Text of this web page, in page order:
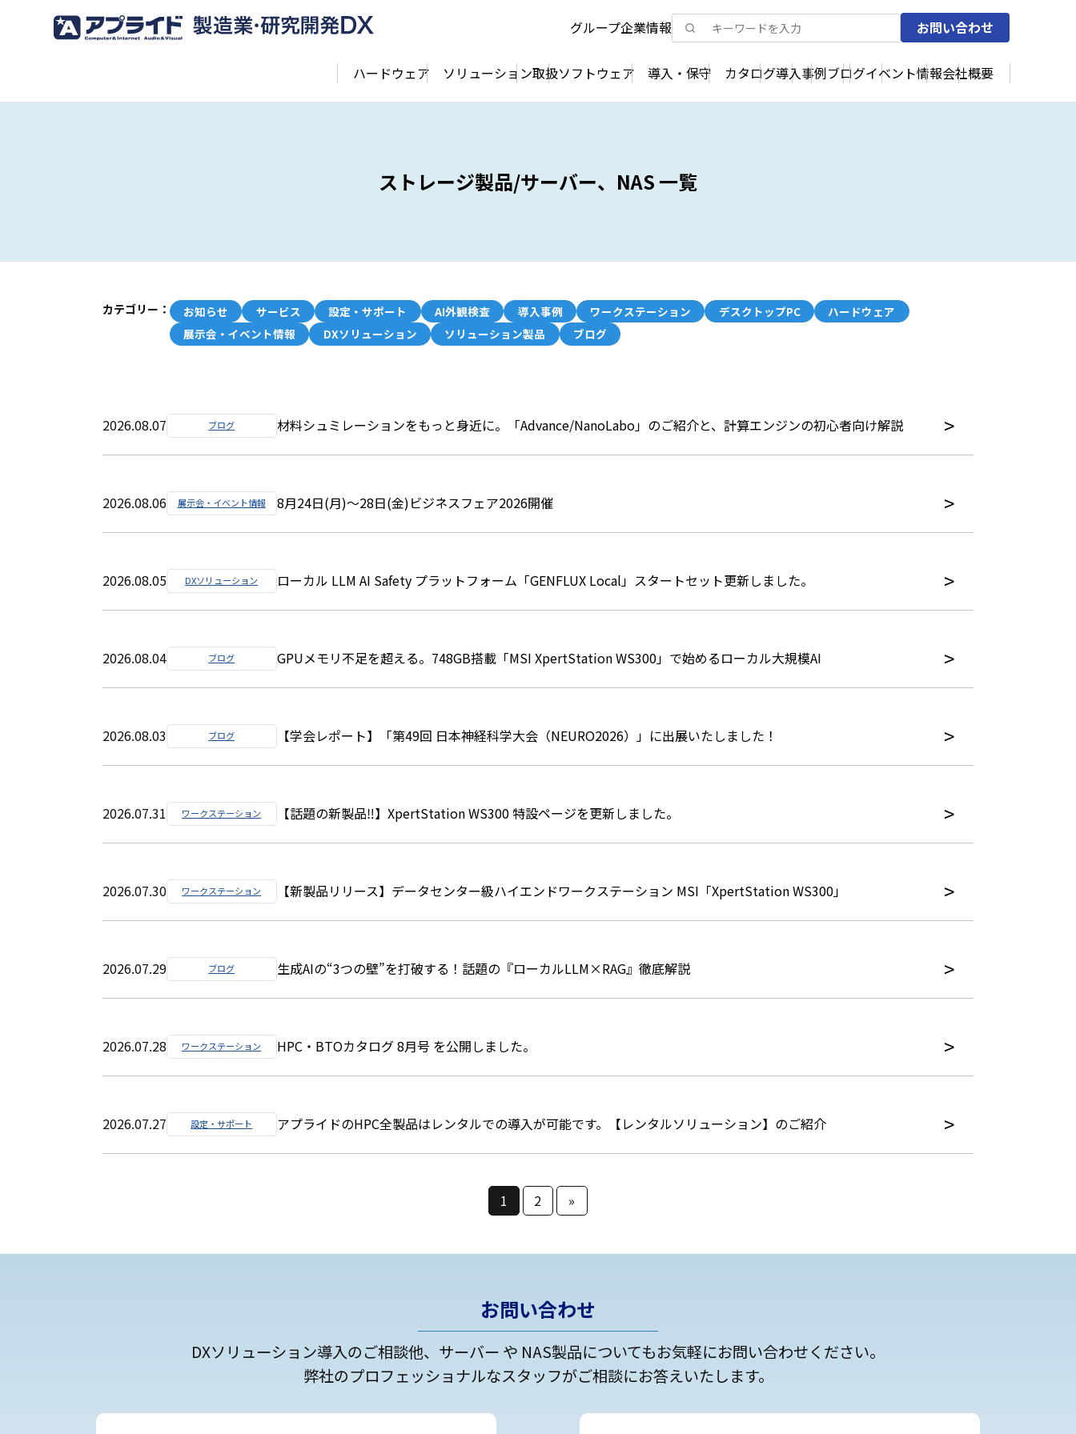
グループ企業情報 お問い合わせ
ハードウェア ソリューション取扱ソフトウェア 導入・保守 カタログ導入事例ブログイベント情報会社概要
ストレージ製品/サーバー、NAS 一覧
カテゴリー： お知らせ サービス 設定・サポート AI外観検査 導入事例 ワークステーション デスクトップPC
ハードウェア
展示会・イベント情報
DXソリューション ソリューション製品 ブログ
2026.08.07 ブログ 材料シュミレーションをもっと身近に。「Advance/NanoLabo」のご紹介と、計算エンジンの初心者向け解説
2026.08.06 展示会・イベント情報 8月24日(月)～28日(金)ビジネスフェア2026開催
2026.08.05 DXソリューション ローカル LLM AI Safety プラットフォーム「GENFLUX Local」スタートセット更新しました。
2026.08.04 ブログ GPUメモリ不足を超える。748GB搭載「MSI XpertStation WS300」で始めるローカル大規模AI
2026.08.03 ブログ 【学会レポート】「第49回 日本神経科学大会（NEURO2026）」に出展いたしました！
2026.07.31 ワークステーション 【話題の新製品‼】XpertStation WS300 特設ページを更新しました。
2026.07.30 ワークステーション 【新製品リリース】データセンター級ハイエンドワークステーション MSI「XpertStation WS300」
2026.07.29 ブログ 生成AIの“3つの壁”を打破する！話題の『ローカルLLM×RAG』徹底解説
2026.07.28 ワークステーション HPC・BTOカタログ 8月号 を公開しました。
2026.07.27 設定・サポート アプライドのHPC全製品はレンタルでの導入が可能です。【レンタルソリューション】のご紹介
1 2 »
お問い合わせ
DXソリューション導入のご相談他、サーバー や NAS製品についてもお気軽にお問い合わせください。
弊社のプロフェッショナルなスタッフがご相談にお答えいたします。